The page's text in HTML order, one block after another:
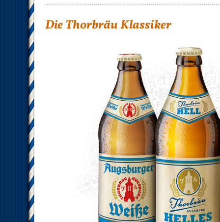
Die Thorbräu Klassiker